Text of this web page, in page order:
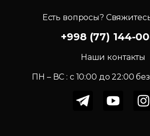
Есть вопросы?
+998 (77) 144-
Наши контакты
ПН – ВС : c 10:00 до 22:00